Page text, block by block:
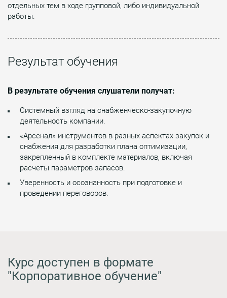
отдельных тем в ходе групповой, либо индивидуальной
работы.
Результат обучения
В результате обучения слушатели получат:
Системный взгляд на снабженческо-закупочную
деятельность компании.
«Арсенал» инструментов в разных аспектах закупок и
снабжения для разработки плана оптимизации,
закрепленный в комплекте материалов, включая
расчеты параметров запасов.
Уверенность и осознанность при подготовке и
проведении переговоров.
Курс доступен в формате
"Корпоративное обучение"